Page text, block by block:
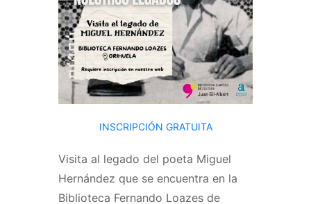
INSCRIPCIÓN GRATUITA
Visita al legado del poeta Miguel
Hernández que se encuentra en la
Biblioteca Fernando Loazes de